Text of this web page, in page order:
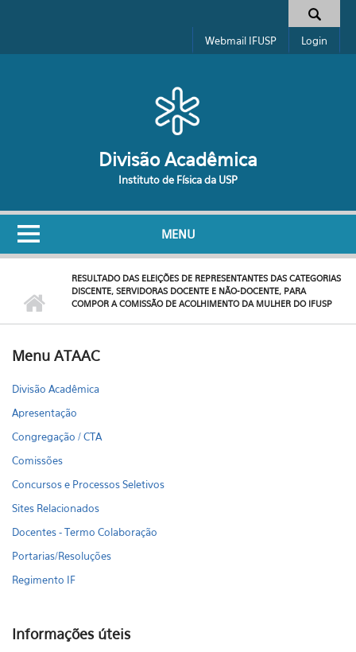
Formulário de busca
Webmail IFUSP Login
Divisão Acadêmica
Instituto de Física da USP
MENU
RESULTADO DAS ELEIÇÕES DE REPRESENTANTES DAS CATEGORIAS
DISCENTE, SERVIDORAS DOCENTE E NÃO-DOCENTE, PARA
COMPOR A COMISSÃO DE ACOLHIMENTO DA MULHER DO IFUSP
Menu ATAAC
Divisão Acadêmica
Apresentação
Congregação / CTA
Comissões
Concursos e Processos Seletivos
Sites Relacionados
Docentes - Termo Colaboração
Portarias/Resoluções
Regimento IF
Informações úteis